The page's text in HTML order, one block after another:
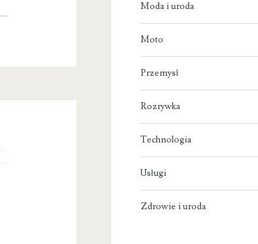
Moda i uroda
Moto
Przemysł
Rozrywka
Technologia
Usługi
Zdrowie i uroda